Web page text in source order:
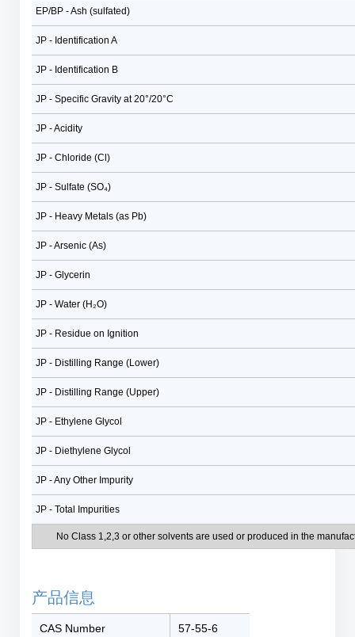
EP/BP - Ash (sulfated)
JP - Identification A
JP - Identification B
JP - Specific Gravity at 20°/20°C
JP - Acidity
JP - Chloride (Cl)
JP - Sulfate (SO₄)
JP - Heavy Metals (as Pb)
JP - Arsenic (As)
JP - Glycerin
JP - Water (H₂O)
JP - Residue on Ignition
JP - Distilling Range (Lower)
JP - Distilling Range (Upper)
JP - Ethylene Glycol
JP - Diethylene Glycol
JP - Any Other Impurity
JP - Total Impurities
No Class 1,2,3 or other solvents are used or produced in the
产品信息
CAS Number 57-55-6